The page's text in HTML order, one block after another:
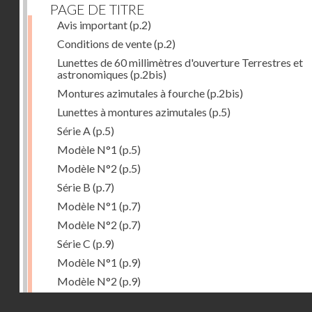
PAGE DE TITRE
Avis important(p.2)
Conditions de vente(p.2)
Lunettes de 60 millimètres d'ouverture Terrestres et
astronomiques (p.2bis)
Montures azimutales à fourche(p.2bis)
Lunettes à montures azimutales (p.5)
Série A (p.5)
Modèle N°1 (p.5)
Modèle N°2 (p.5)
Série B (p.7)
Modèle N°1 (p.7)
Modèle N°2 (p.7)
Série C (p.9)
Modèle N°1 (p.9)
Modèle N°2 (p.9)